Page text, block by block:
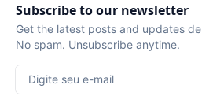
Subscribe to our newsletter
Get the latest posts and updates
No spam. Unsubscribe anytime.
Digite seu e-mail